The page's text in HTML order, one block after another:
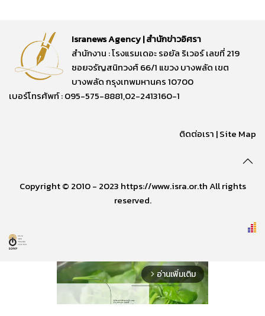
Isranews Agency | สำนักข่าวอิศรา
สำนักงาน : โรงแรมเดอะ รอยัล ริเวอร์ เลขที่ 219
ซอยจรัญสนิทวงศ์ 66/1 แขวง บางพลัด เขต
บางพลัด กรุงเทพมหานคร 10700
เบอร์โทรศัพท์ : 095-575-8881,02-2413160-1
ติดต่อเรา |Site Map
Copyright © 2010 - 2023 https://www.isra.or.th All rights
reserved.
arrow_forward_ios อ่านเพิ่มเติม